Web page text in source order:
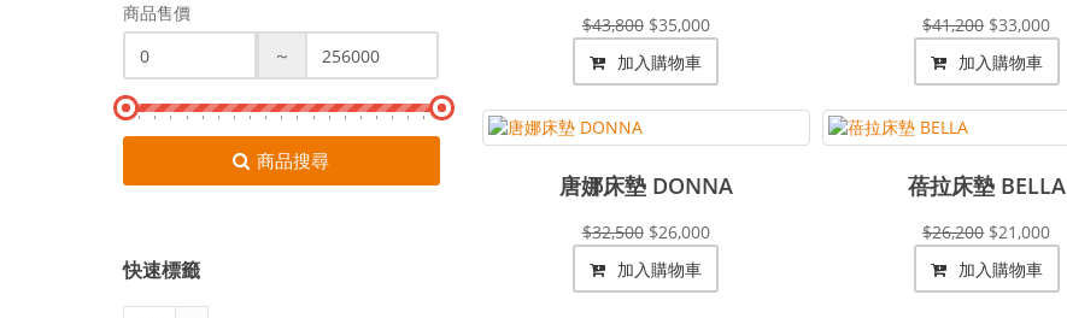
$43,800$35,000
加入購物車
$41,200$33,000
加入購物車
唐娜床墊 DONNA
$32,500$26,000
加入購物車
蓓拉床墊 BELLA
$26,200$21,000
加入購物車
商品售價
～
商品搜尋
快速標籤